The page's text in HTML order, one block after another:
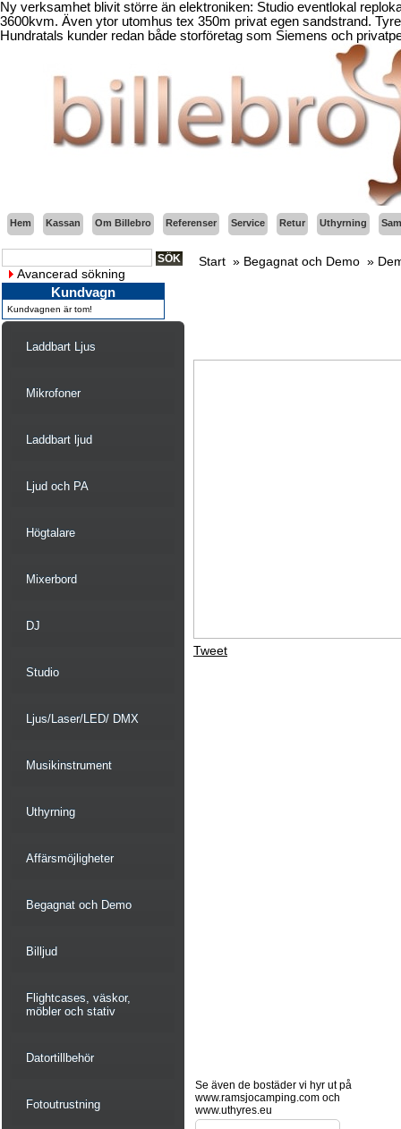
Ny verksamhet blivit större än elektroniken: Studio eventlokal
3600kvm. Även ytor utomhus tex 350m privat egen sandstrand.
Hundratals kunder redan både storföretag som Siemens och
Hem Kassan Om Billebro Referenser Service Retur Uthyrning
Avancerad sökning
Kundvagn
Kundvagnen är tom!
Laddbart Ljus
Mikrofoner
Laddbart ljud
Ljud och PA
Högtalare
Mixerbord
DJ
Studio
Ljus/Laser/LED/ DMX
Musikinstrument
Uthyrning
Affärsmöjligheter
Begagnat och Demo
Billjud
Flightcases, väskor,
möbler och stativ
Datortillbehör
Fotoutrustning
Start » Begagnat och Demo »
Tweet
Se även de bostäder vi hyr ut på
www.ramsjocamping.com och
www.uthyres.eu